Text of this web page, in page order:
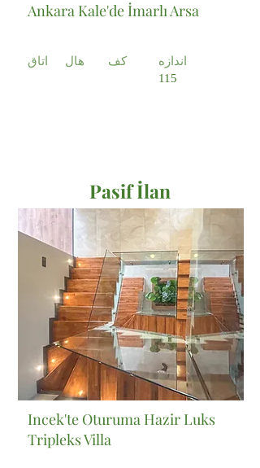
Ankara Kale'de İmarlı Arsa
اتاق هال کف
اندازه
115
Pasif İlan
Incek'te Oturuma Hazir Luks
Tripleks Villa